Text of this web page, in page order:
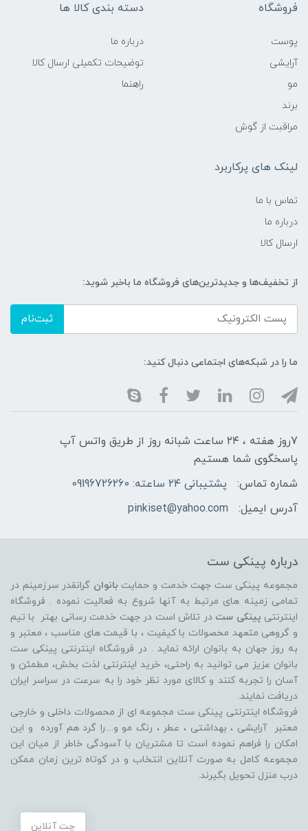
فروشگاه
پوست
آرایشی
مو
برند
مراقبت از گوش
دسته بندی کالا ها
درباره ما
توضیحات تکمیلی ارسال کالا
راهنما
لینک های پرکاربرد
تماس با ما
درباره ما
ارسال کالا
از تخفیف‌ها و جدیدترین‌های فروشگاه ما باخبر شوید:
ثبت‌نام
ما را در شبکه‌های اجتماعی دنبال کنید:
7روز هفته ، ۲۴ ساعت شبانه‌ روز از طریق واتس آپ
پاسخگوی شما هستیم
شماره تماس:
پشتیبانی ۲۴ ساعته: 09196726260
آدرس ایمیل:
pinkiset@yahoo.com
چت آنلاین
درباره پینکی ست
مجموعه پینکی ست جهت خدمت و حمایت بانوان گرانقدر سرزمینم در
تمامی زمینه های مرتبط به آنها شروع به فعالیت نموده . فروشگاه
اینترنتی پینکی ست در تلاش است در جهت خدمت رسانی بهتر با تیم
و گروهی متعهد محصولات با کیفیت ، با قیمت های مناسب ، معتبر و
به روز جهان به بانوان ارائه نماید . در فروشگاه اینترنتی پینکی ست
بانوان عزیز می توانيد به راحتی، خرید اینترنتی لذت بخش، مطمئن و
آسان را تجربه کنند و کالای مورد نظر خود را به سرعت در سراسر ایران
دریافت نمایند.
فروشگاه اینترنتی پینکی ست مجموعه ای از محصولات داخلی و خارجی
معتبر آرایشی ، بهداشتی ، عطر ، رنگ مو و....را گرد هم آورده و اين
امکان را فراهم نموده است تا مشتريان با آسودگی خاطر از ميان اين
مجموعه کامل به صورت آنلاين انتخاب و در کوتاه ترين زمان ممکن
درب منزل تحویل بگیرند.